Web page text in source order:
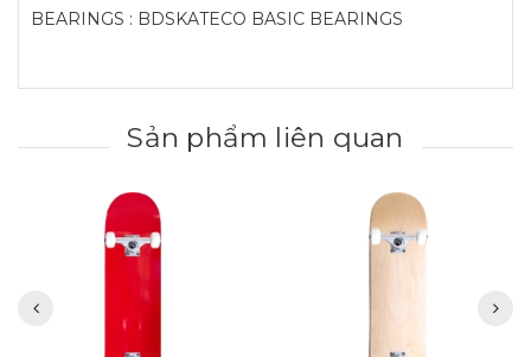
BEARINGS : BDSKATECO BASIC BEARINGS
Sản phẩm liên quan